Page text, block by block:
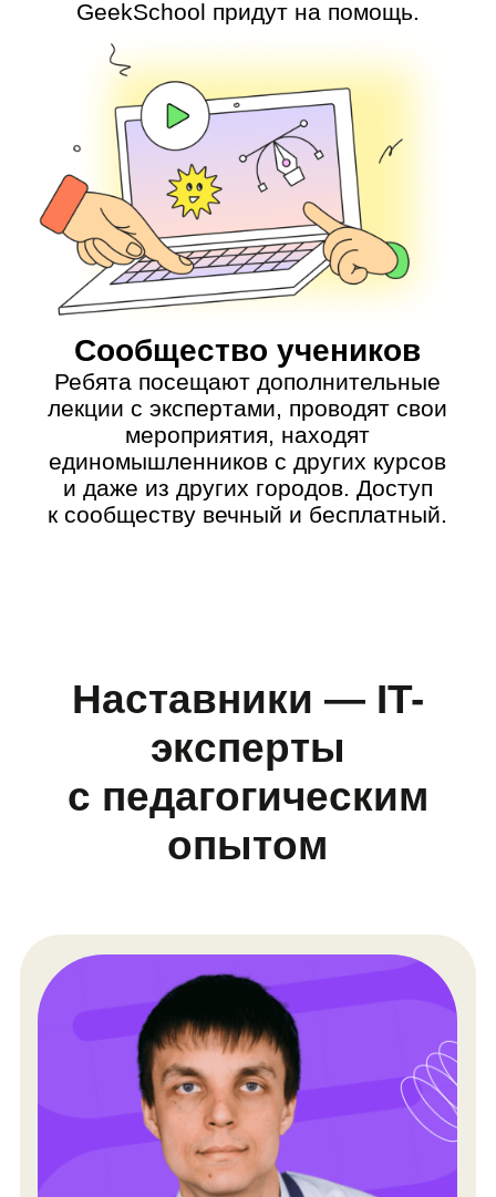
Илья Акчурин
Поможет ребятам разобраться
в разных IT-специальностях
и найти себя
💼 4 года опыта в 3D-моделировании
✍ Автор курсов по 3D-моделированию
💪 Разработчик игр с 9-летним опытом
Евгения Горская
Учит ребят творчески смотреть
на мир и прививает любовь
к искусству
👾️ Наставник с 2007 года
💼 13 лет опыта в 3D-моделировании